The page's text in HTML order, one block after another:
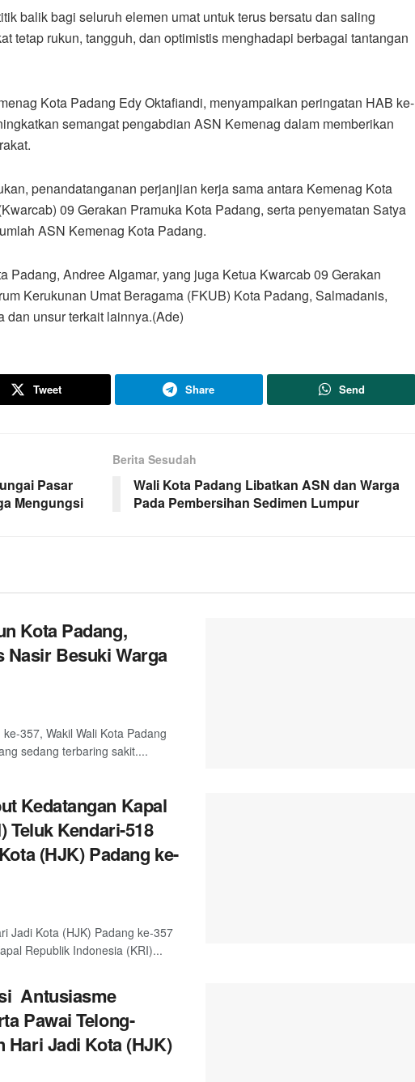
balik bagi seluruh elemen umat untuk terus bersatu dan saling
tetap rukun, tangguh, dan optimistis menghadapi berbagai tantangan
Kota Padang Edy Oktafiandi, menyampaikan peringatan HAB ke-
semangat pengabdian ASN Kemenag dalam memberikan
penandatanganan perjanjian kerja sama antara Kemenag Kota
09 Gerakan Pramuka Kota Padang, serta penyematan Satya
ASN Kemenag Kota Padang.
Padang, Andree Algamar, yang juga Ketua Kwarcab 09 Gerakan
Kerukunan Umat Beragama (FKUB) Kota Padang, Salmadanis,
dan unsur terkait lainnya.(Ade)
Tweet Share Send
Pasar
Mengungsi
Berita Sesudah
Wali Kota Padang Libatkan ASN dan Warga
Pada Pembersihan Sedimen Lumpur
Kota Padang,
Nasir Besuki Warga
357, Wakil Wali Kota Padang
sedang terbaring sakit....
Kedatangan Kapal
Teluk Kendari-518
(HJK) Padang ke-
Kota (HJK) Padang ke-357
Republik Indonesia (KRI)...
Antusiasme
Pawai Telong-
Hari Jadi Kota (HJK)